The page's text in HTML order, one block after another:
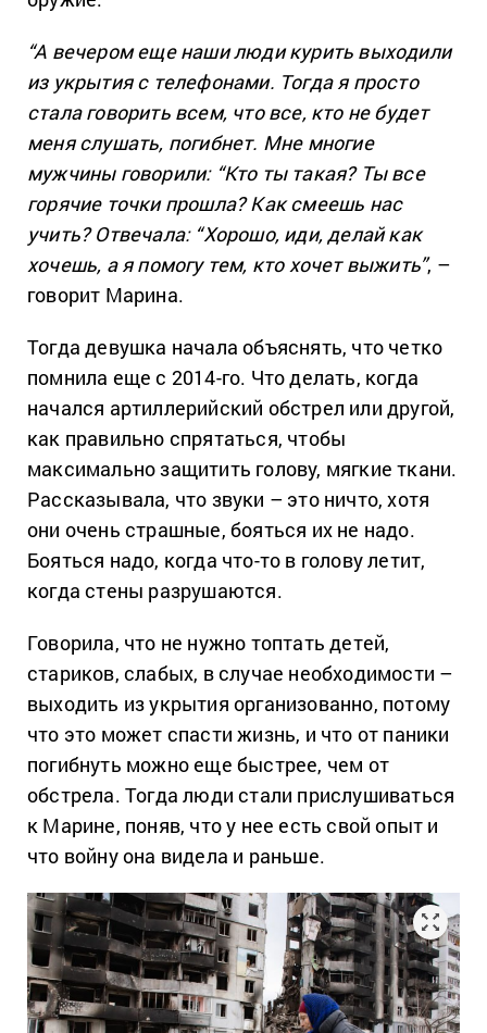
“А вечером еще наши люди курить выходили
из укрытия с телефонами. Тогда я просто
стала говорить всем, что все, кто не будет
меня слушать, погибнет. Мне многие
мужчины говорили: “Кто ты такая? Ты все
горячие точки прошла? Как смеешь нас
учить? Отвечала: “Хорошо, иди, делай как
хочешь, а я помогу тем, кто хочет выжить”, –
говорит Марина.
Тогда девушка начала объяснять, что четко
помнила еще с 2014-го. Что делать, когда
начался артиллерийский обстрел или другой,
как правильно спрятаться, чтобы
максимально защитить голову, мягкие ткани.
Рассказывала, что звуки – это ничто, хотя
они очень страшные, бояться их не надо.
Бояться надо, когда что-то в голову летит,
когда стены разрушаются.
Говорила, что не нужно топтать детей,
стариков, слабых, в случае необходимости –
выходить из укрытия организованно, потому
что это может спасти жизнь, и что от паники
погибнуть можно еще быстрее, чем от
обстрела. Тогда люди стали прислушиваться
к Марине, поняв, что у нее есть свой опыт и
что войну она видела и раньше.